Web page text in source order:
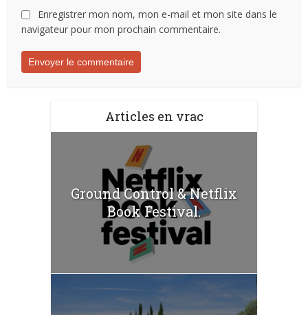
Enregistrer mon nom, mon e-mail et mon site dans le
navigateur pour mon prochain commentaire.
Articles en vrac
Ground Control & Netflix
Book Festival.